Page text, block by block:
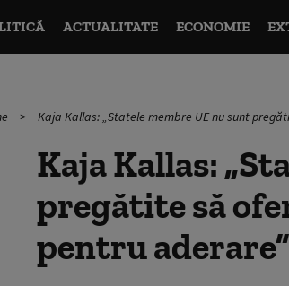
ACTUALITATE ECONOMIE
Kaja Kallas: „Statele membre UE nu sunt
Kaja Kallas:
pregătite să
pentru aderare”